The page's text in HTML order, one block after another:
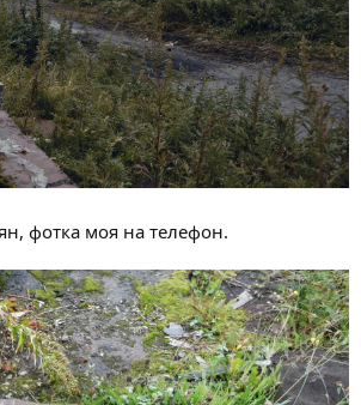
фотка моя на телефон.